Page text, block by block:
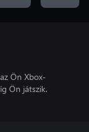
Ön Xbox-
Ön játszik.